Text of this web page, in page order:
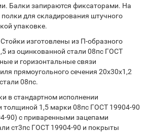
Балки запираются фиксаторами. На
для складирования штучного
упаковке.
изготовлены из П-образного
из оцинкованной стали 08пс ГОСТ
и горизонтальные связи
прямоугольного сечения 20х30х1,2
08пс.
в стандартном исполнении
толщиной 1,5 марки 08пс ГОСТ 19904-90
90) с приваренными зацепами
ст3пс ГОСТ 19904-90 и покрыты